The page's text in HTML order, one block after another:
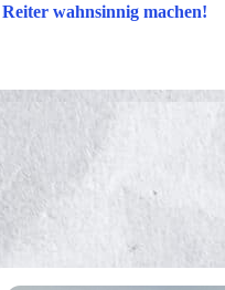
wahnsinnig machen!